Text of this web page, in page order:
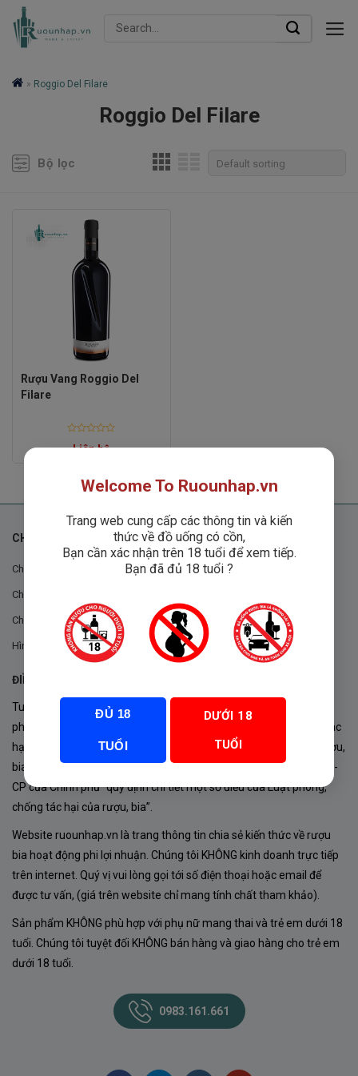
Skip
Search
» Roggio Del Filare
Roggio Del Filare
Bộ lọc
Rượu Vang Roggio Del
Filare
Rated
Liên hệ
CHÍNH SÁCH
Chính sách chung
Chính sách đổi trả
Chính sách mua hàng
Hình thức thanh toán
ĐIỀU KHOẢN VÀ CHÍNH SÁCH
Tuân thủ Nghị định 105/2017/NĐ-CP ngày 14/9/2017 của Chính
phủ về sản xuất, kinh doanh rượu. Tuân thủ Luật “phòng chống tác
hại của rượu, bia” số 44/2019/QH14-Điều 16 về “điều kiện bán rượu,
bia theo hình thức thương mại điện tử”; Nghị định số 24/2020/NĐ-
CP của Chính phủ “quy định chi tiết một số điều của Luật phòng,
chống tác hại của rượu, bia”.
Website ruounhap.vn là trang thông tin chia sẻ kiến thức về rượu
bia hoạt động phi lợi nhuận. Chúng tôi KHÔNG kinh doanh trực tiếp
trên internet. Quý vị vui lòng gọi tới số điện thoại hoặc email để
được tư vấn, (giá trên website chỉ mang tính chất tham khảo).
Sản phẩm KHÔNG phù hợp với phụ nữ mang thai và trẻ em dưới 18
tuổi. Chúng tôi tuyệt đối KHÔNG bán hàng và giao hàng cho trẻ em
dưới 18 tuổi.
0983.161.661
Welcome To Ruounhap.vn
Trang web cung cấp các thông tin và kiến
thức về đồ uống có cồn,
Bạn cần xác nhận trên 18 tuổi để xem tiếp.
Bạn đã đủ 18 tuổi ?
ĐỦ 18
TUỔI
DƯỚI 18
TUỔI